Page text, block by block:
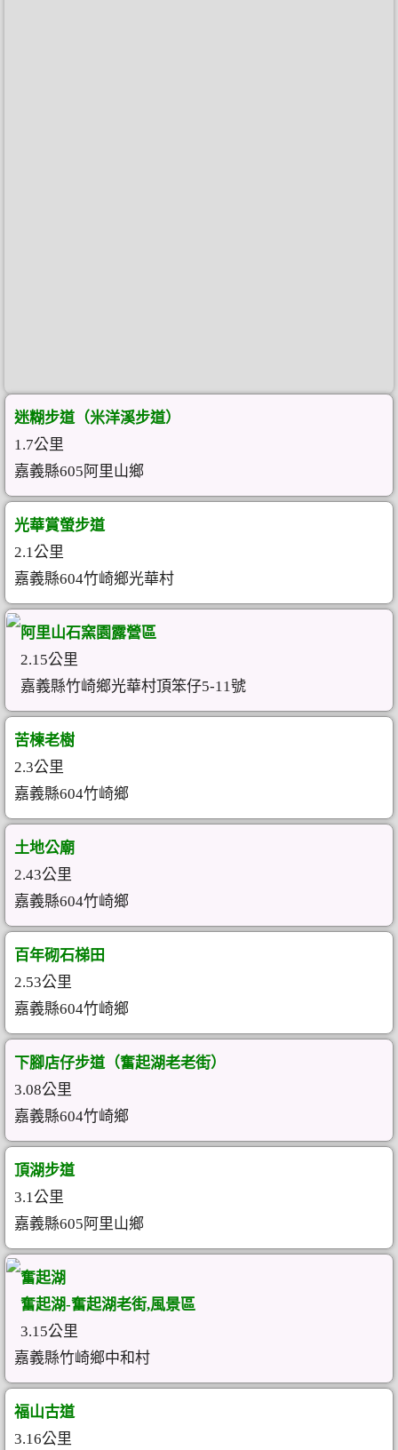
迷糊步道（米洋溪步道）
1.7公里
嘉義縣605阿里山鄉
光華賞螢步道
2.1公里
嘉義縣604竹崎鄉光華村
阿里山石窯園露營區
2.15公里
嘉義縣竹崎鄉光華村頂笨仔5-11號
苦楝老樹
2.3公里
嘉義縣604竹崎鄉
土地公廟
2.43公里
嘉義縣604竹崎鄉
百年砌石梯田
2.53公里
嘉義縣604竹崎鄉
下腳店仔步道（奮起湖老老街）
3.08公里
嘉義縣604竹崎鄉
頂湖步道
3.1公里
嘉義縣605阿里山鄉
奮起湖
奮起湖-奮起湖老街,風景區
3.15公里
嘉義縣竹崎鄉中和村
福山古道
3.16公里